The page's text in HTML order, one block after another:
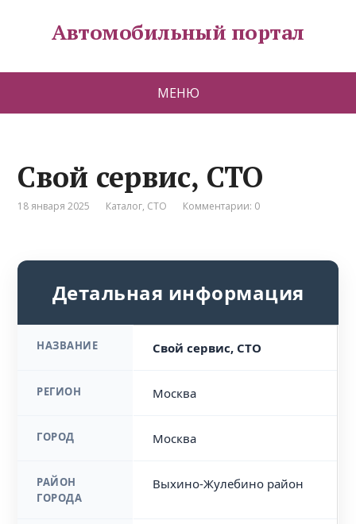
Автомобильный портал
МЕНЮ
Свой сервис, СТО
18 января 2025 Каталог, СТО Комментарии: 0
Детальная информация
НАЗВАНИЕ Свой сервис, СТО
РЕГИОН Москва
ГОРОД Москва
РАЙОН
ГОРОДА
Выхино-Жулебино район